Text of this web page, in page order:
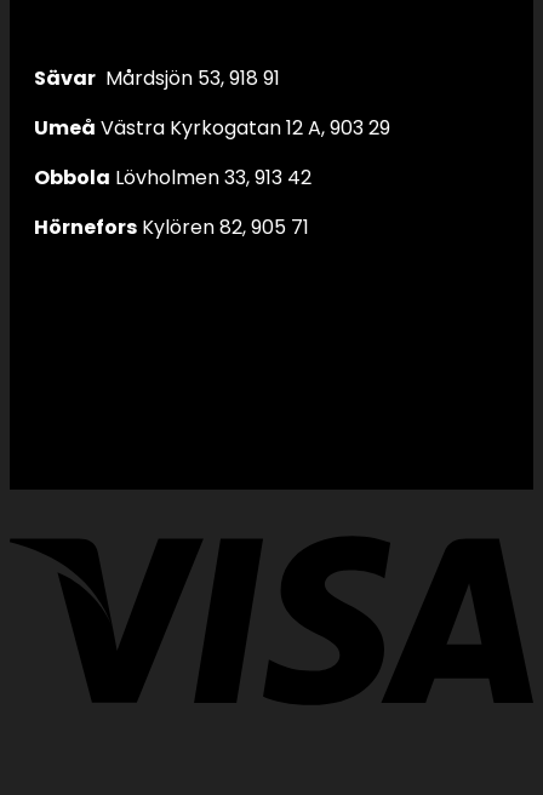
Sävar Mårdsjön 53, 918 91
Umeå Västra Kyrkogatan 12 A, 903 29
Obbola Lövholmen 33, 913 42
Hörnefors Kylören 82, 905 71